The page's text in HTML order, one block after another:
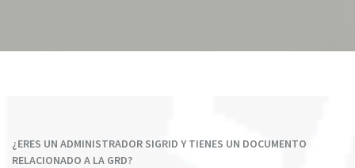
¿ERES UN ADMINISTRADOR SIGRID Y TIENES UN DOCUMENTO
RELACIONADO A LA GRD?